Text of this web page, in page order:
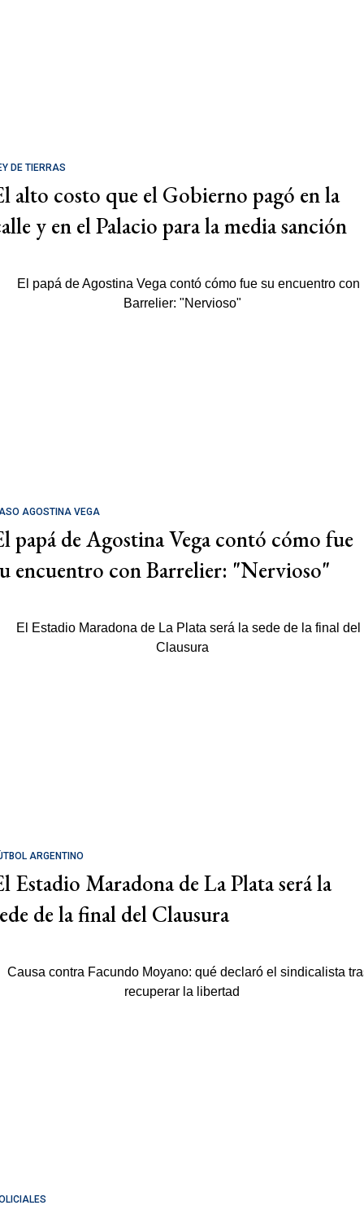
DE TIERRAS
alto costo que el Gobierno pagó en la
y en el Palacio para la media sanción
AGOSTINA VEGA
papá de Agostina Vega contó cómo fue
encuentro con Barrelier: "Nervioso"
ARGENTINO
Estadio Maradona de La Plata será la
de la final del Clausura